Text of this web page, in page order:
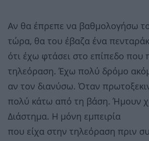
Αν θα έπρεπε να βαθμολογήσω
τώρα, θα του έβαζα ένα
ότι έχω φτάσει στο επίπεδο που
τηλεόραση. Έχω πολύ δρόμο
αν τον διανύσω. Όταν
πολύ κάτω από τη βάση. Ήμουν
Διάστημα. Η μόνη εμπειρία
που είχα στην τηλεόραση πριν